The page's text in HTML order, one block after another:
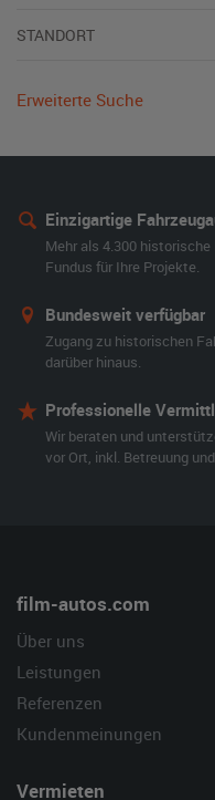
STANDORT
Erweiterte Suche
Einzigartige
Mehr als 4.300
Fundus für Ihre Projekte.
Bundesweit verfügbar
Zugang zu historischen
darüber hinaus.
Professionelle
Wir beraten und
vor Ort, inkl. Betreuung
film-autos.com
Über uns
Leistungen
Referenzen
Kundenmeinungen
Vermieten